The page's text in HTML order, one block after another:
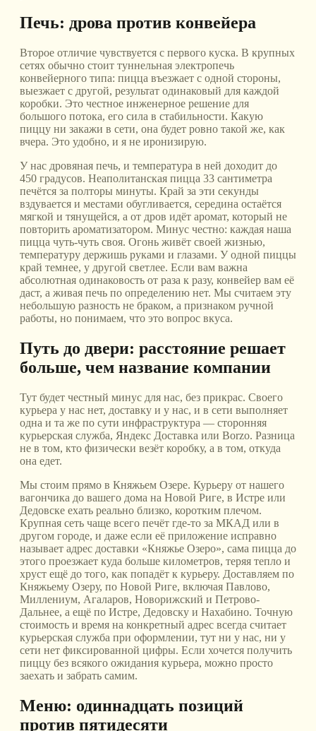
Печь: дрова против конвейера
Второе отличие чувствуется с первого куска. В крупных
сетях обычно стоит туннельная электропечь
конвейерного типа: пицца въезжает с одной стороны,
выезжает с другой, результат одинаковый для каждой
коробки. Это честное инженерное решение для
большого потока, его сила в стабильности. Какую
пиццу ни закажи в сети, она будет ровно такой же, как
вчера. Это удобно, и я не иронизирую.
У нас дровяная печь, и температура в ней доходит до
450 градусов. Неаполитанская пицца 33 сантиметра
печётся за полторы минуты. Край за эти секунды
вздувается и местами обугливается, середина остаётся
мягкой и тянущейся, а от дров идёт аромат, который не
повторить ароматизатором. Минус честно: каждая наша
пицца чуть-чуть своя. Огонь живёт своей жизнью,
температуру держишь руками и глазами. У одной пиццы
край темнее, у другой светлее. Если вам важна
абсолютная одинаковость от раза к разу, конвейер вам её
даст, а живая печь по определению нет. Мы считаем эту
небольшую разность не браком, а признаком ручной
работы, но понимаем, что это вопрос вкуса.
Путь до двери: расстояние решает
больше, чем название компании
Тут будет честный минус для нас, без прикрас. Своего
курьера у нас нет, доставку и у нас, и в сети выполняет
одна и та же по сути инфраструктура — сторонняя
курьерская служба, Яндекс Доставка или Borzo. Разница
не в том, кто физически везёт коробку, а в том, откуда
она едет.
Мы стоим прямо в Княжьем Озере. Курьеру от нашего
вагончика до вашего дома на Новой Риге, в Истре или
Дедовске ехать реально близко, коротким плечом.
Крупная сеть чаще всего печёт где-то за МКАД или в
другом городе, и даже если её приложение исправно
называет адрес доставки «Княжье Озеро», сама пицца до
этого проезжает куда больше километров, теряя тепло и
хруст ещё до того, как попадёт к курьеру. Доставляем по
Княжьему Озеру, по Новой Риге, включая Павлово,
Миллениум, Агаларов, Новорижский и Петрово-
Дальнее, а ещё по Истре, Дедовску и Нахабино. Точную
стоимость и время на конкретный адрес всегда считает
курьерская служба при оформлении, тут ни у нас, ни у
сети нет фиксированной цифры. Если хочется получить
пиццу без всякого ожидания курьера, можно просто
заехать и забрать самим.
Меню: одиннадцать позиций
против пятидесяти